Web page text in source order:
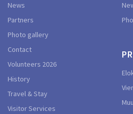
News
Partners
Photo gallery
Contact
Volunteers 2026
History
Travel & Stay
Visitor Services